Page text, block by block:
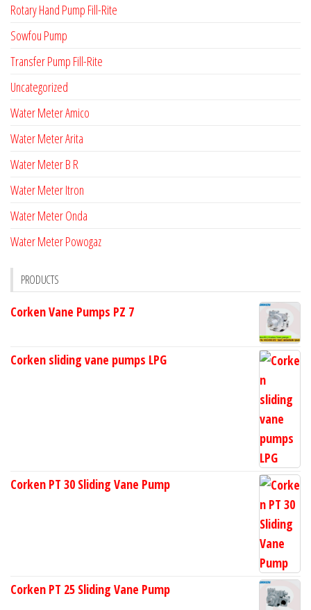
Rotary Hand Pump Fill-Rite
Sowfou Pump
Transfer Pump Fill-Rite
Uncategorized
Water Meter Amico
Water Meter Arita
Water Meter B R
Water Meter Itron
Water Meter Onda
Water Meter Powogaz
PRODUCTS
Corken Vane Pumps PZ 7
Corken sliding vane pumps LPG
Corken PT 30 Sliding Vane Pump
Corken PT 25 Sliding Vane Pump